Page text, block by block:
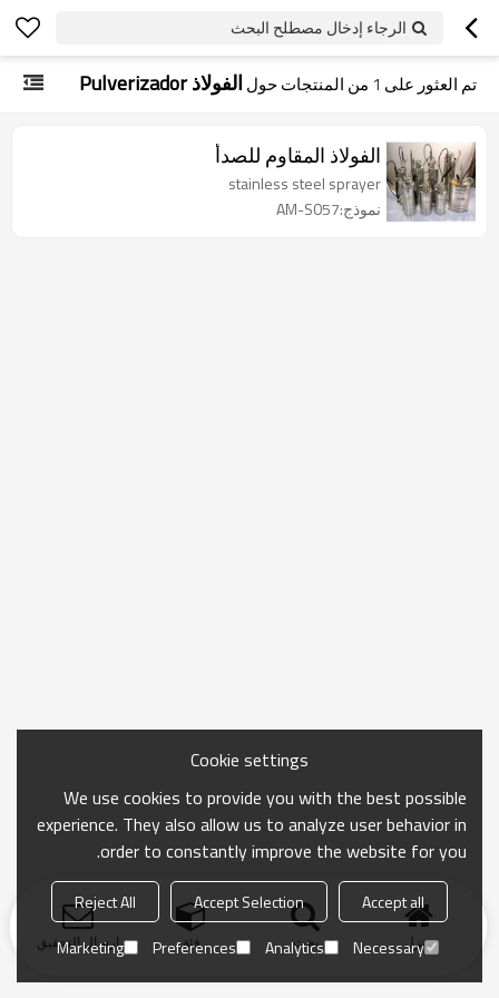
الرجاء إدخال مصطلح البحث
تم العثور على 1 من المنتجات حول الفولاذ Pulverizador
الفولاذ المقاوم للصدأ
stainless steel sprayer
نموذج:AM-S057
منزل بحث فئة ارسال التحقيق
Cookie settings
We use cookies to provide you with the best possible
experience. They also allow us to analyze user behavior in
order to constantly improve the website for you.
Accept all
Accept Selection
Reject All
Necessary
Analytics
Preferences
Marketing